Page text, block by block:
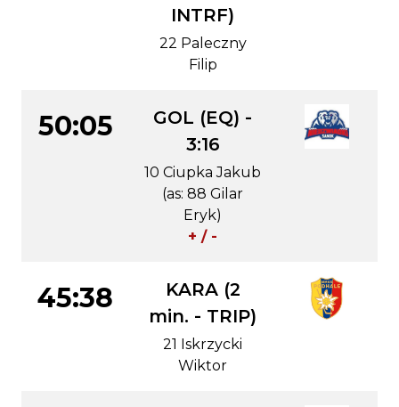
INTRF)
22 Paleczny
Filip
50:05
GOL (EQ) -
3:16
10 Ciupka Jakub
(as: 88 Gilar
Eryk)
+ / -
45:38
KARA (2
min. - TRIP)
21 Iskrzycki
Wiktor